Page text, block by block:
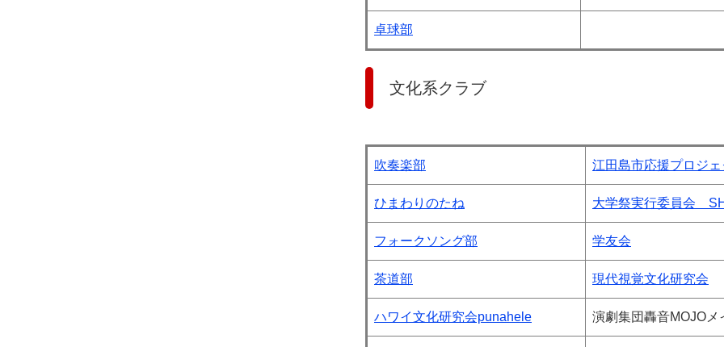
卓球部
文化系クラブ
吹奏楽部 江田島市応援プロジ
ひまわりのたね 大学祭実行委員会
フォークソング部 学友会
茶道部 現代視覚文化研究会
ハワイ文化研究会punahele 演劇集団轟音MOJOメ